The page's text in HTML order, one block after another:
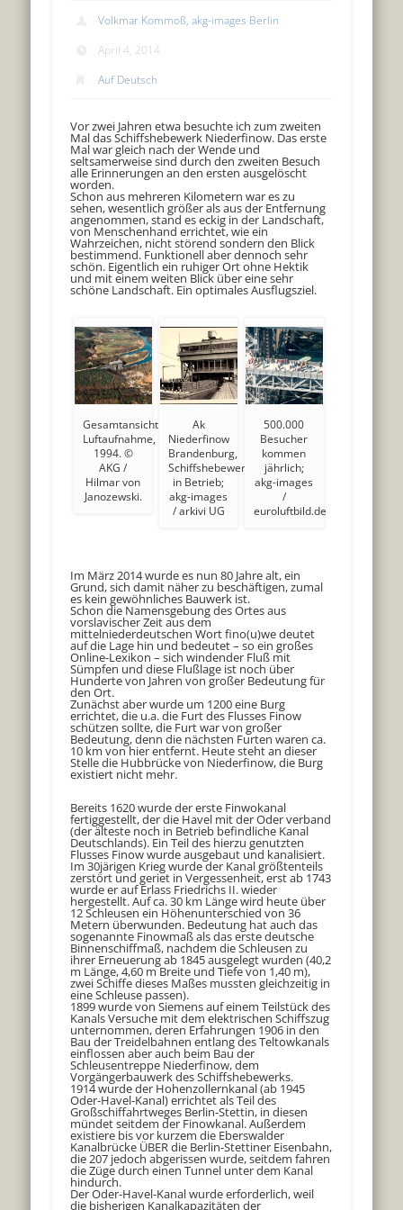
Volkmar Kommoß, akg-images Berlin
April 4, 2014
Auf Deutsch
Vor zwei Jahren etwa besuchte ich zum zweiten
Mal das Schiffshebewerk Niederfinow. Das erste
Mal war gleich nach der Wende und
seltsamerweise sind durch den zweiten Besuch
alle Erinnerungen an den ersten ausgelöscht
worden.
Schon aus mehreren Kilometern war es zu
sehen, wesentlich größer als aus der Entfernung
angenommen, stand es eckig in der Landschaft,
von Menschenhand errichtet, wie ein
Wahrzeichen, nicht störend sondern den Blick
bestimmend. Funktionell aber dennoch sehr
schön. Eigentlich ein ruhiger Ort ohne Hektik
und mit einem weiten Blick über eine sehr
schöne Landschaft. Ein optimales Ausflugsziel.
Gesamtansicht.
Luftaufnahme,
1994. ©
AKG /
Hilmar von
Janozewski.
Ak
Niederfinow
Brandenburg,
Schiffshebewerk
in Betrieb;
akg-images
/ arkivi UG
500.000
Besucher
kommen
jährlich;
akg-images
/
euroluftbild.de
Im März 2014 wurde es nun 80 Jahre alt, ein
Grund, sich damit näher zu beschäftigen, zumal
es kein gewöhnliches Bauwerk ist.
Schon die Namensgebung des Ortes aus
vorslavischer Zeit aus dem
mittelniederdeutschen Wort fino(u)we deutet
auf die Lage hin und bedeutet – so ein großes
Online-Lexikon – sich windender Fluß mit
Sümpfen und diese Flußlage ist noch über
Hunderte von Jahren von großer Bedeutung für
den Ort.
Zunächst aber wurde um 1200 eine Burg
errichtet, die u.a. die Furt des Flusses Finow
schützen sollte, die Furt war von großer
Bedeutung, denn die nächsten Furten waren ca.
10 km von hier entfernt. Heute steht an dieser
Stelle die Hubbrücke von Niederfinow, die Burg
existiert nicht mehr.
Bereits 1620 wurde der erste Finwokanal
fertiggestellt, der die Havel mit der Oder verband
(der älteste noch in Betrieb befindliche Kanal
Deutschlands). Ein Teil des hierzu genutzten
Flusses Finow wurde ausgebaut und kanalisiert.
Im 30järigen Krieg wurde der Kanal größtenteils
zerstört und geriet in Vergessenheit, erst ab 1743
wurde er auf Erlass Friedrichs II. wieder
hergestellt. Auf ca. 30 km Länge wird heute über
12 Schleusen ein Höhenunterschied von 36
Metern überwunden. Bedeutung hat auch das
sogenannte Finowmaß als das erste deutsche
Binnenschiffmaß, nachdem die Schleusen zu
ihrer Erneuerung ab 1845 ausgelegt wurden (40,2
m Länge, 4,60 m Breite und Tiefe von 1,40 m),
zwei Schiffe dieses Maßes mussten gleichzeitig in
eine Schleuse passen).
1899 wurde von Siemens auf einem Teilstück des
Kanals Versuche mit dem elektrischen Schiffszug
unternommen, deren Erfahrungen 1906 in den
Bau der Treidelbahnen entlang des Teltowkanals
einflossen aber auch beim Bau der
Schleusentreppe Niederfinow, dem
Vorgängerbauwerk des Schiffshebewerks.
1914 wurde der Hohenzollernkanal (ab 1945
Oder-Havel-Kanal) errichtet als Teil des
Großschiffahrtweges Berlin-Stettin, in diesen
mündet seitdem der Finowkanal. Außerdem
existiere bis vor kurzem die Eberswalder
Kanalbrücke ÜBER die Berlin-Stettiner Eisenbahn,
die 207 jedoch abgerissen wurde, seitdem fahren
die Züge durch einen Tunnel unter dem Kanal
hindurch.
Der Oder-Havel-Kanal wurde erforderlich, weil
die bisherigen Kanalkapazitäten der